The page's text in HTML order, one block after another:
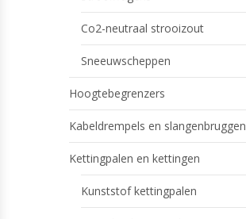
Co2-neutraal strooizout
Sneeuwscheppen
Hoogtebegrenzers
Kabeldrempels en slangenbruggen
Kettingpalen en kettingen
Kunststof kettingpalen